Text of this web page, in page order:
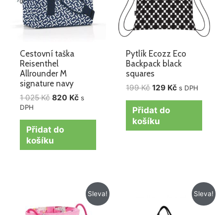
Cestovní taška
Reisenthel
Allrounder M
signature navy
1 025Kč 820 Kč s
DPH
Přidat do
košíku
Pytlík Ecozz Eco
Backpack black
squares
199Kč 129 Kč s DPH
Přidat do
košíku
Sleva!
byla:
Aktuální
cena
je:
Sleva!
byla:
Aktuální
cena